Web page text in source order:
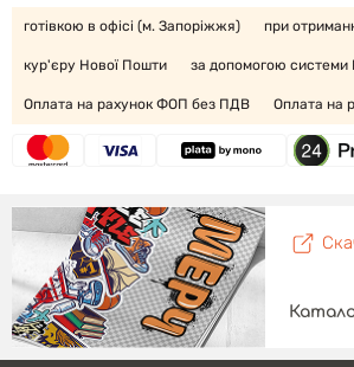
готівкою в офісі (м. Запоріжжя) при
кур'єру Нової Пошти за допомогою системи
Оплата на рахунок ФОП без ПДВ Оплата на